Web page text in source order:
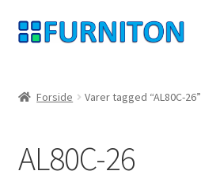
Spring
til
Spring
til
privatliv
Forside Varer tagged “AL80C-26”
AL80C-26